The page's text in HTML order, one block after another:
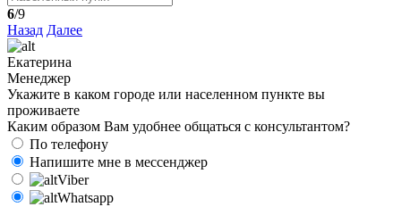
6/9
Назад Далее
Екатерина
Менеджер
Укажите в каком городе или населенном пункте вы
проживаете
Каким образом Вам удобнее общаться с консультантом?
По телефону
Напишите мне в мессенджер
Viber
Whatsapp